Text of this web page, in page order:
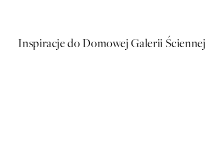
Inspiracje do Domowej Galerii Ściennej